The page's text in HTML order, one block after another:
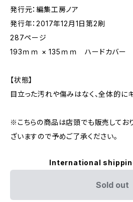
発行元：編集工房ノア
発行年：2017年12月1日第2刷
287ページ
193ｍｍ × 135ｍｍ ハードカバー
【状態】
目立った汚れや傷みはなく、全体的にキ
※こちらの商品は店頭でも販売してお
ざいますので予めご了承ください。
International
Sold out